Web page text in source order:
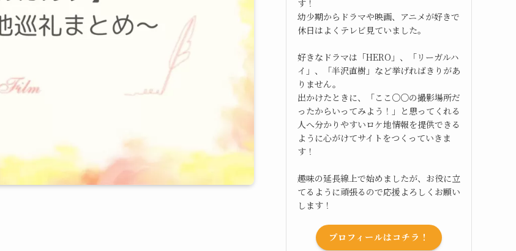
す！
幼少期からドラマや映画、アニメが好きで
休日はよくテレビ見ていました。
好きなドラマは「HERO」、「リーガルハ
イ」、「半沢直樹」など挙げればきりがあ
りません。
出かけたときに、「ここ○○の撮影場所だ
ったからいってみよう！」と思ってくれる
人へ分かりやすいロケ地情報を提供できる
ように心がけてサイトをつくっていきま
す！
趣味の延長線上で始めましたが、お役に立
てるように頑張るので応援よろしくお願い
します！
プロフィールはコチラ！